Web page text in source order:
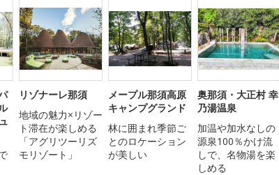
リゾナーレ那須
地域の魅力×リゾー
ト滞在が楽しめる
「アグリツーリズ
モリゾート」
メープル那須高原
キャンプグランド
林に囲まれ季節ご
とのロケーション
が美しい
奥那須・大正村 幸
乃湯温泉
加温や加水なしの
源泉100％かけ流
しで、名物湯を楽
しめる